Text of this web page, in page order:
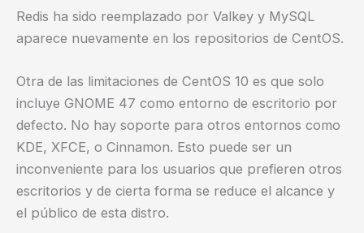
Redis ha sido reemplazado por Valkey y MySQL
aparece nuevamente en los repositorios de CentOS.
Otra de las limitaciones de CentOS 10 es que solo
incluye GNOME 47 como entorno de escritorio por
defecto. No hay soporte para otros entornos como
KDE, XFCE, o Cinnamon. Esto puede ser un
inconveniente para los usuarios que prefieren otros
escritorios y de cierta forma se reduce el alcance y
el público de esta distro.